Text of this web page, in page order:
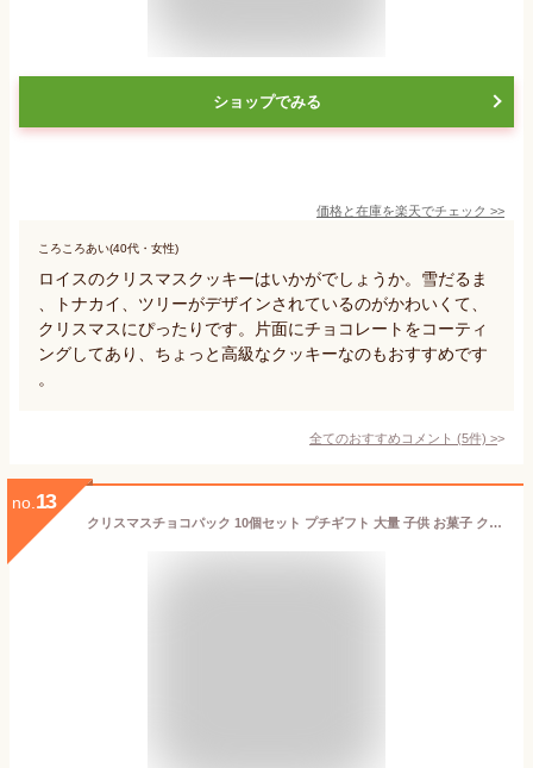
ショップでみる
価格と在庫を楽天でチェック >>
ころころあい(40代・女性)
ロイスのクリスマスクッキーはいかがでしょうか。雪だるま
、トナカイ、ツリーがデザインされているのがかわいくて、
クリスマスにぴったりです。片面にチョコレートをコーティ
ングしてあり、ちょっと高級なクッキーなのもおすすめです
。
全てのおすすめコメント (5件) >
no. 13
クリスマスチョコパック 10個セット プチギフト 大量 子供 お菓子 クリスマスイベント ばらまき クリスマス配り物 粗品 販促品 記念品 おしゃれ 雑貨 キャンディ 幼稚園 保育園 塾 送別会 子供会 イベント 景品 粗品 個包装